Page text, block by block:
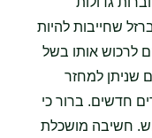
שחייבות להיות
לרכוש אותו בשל
שניתן למחזר
חדשים. ברור כי
חשיבה מושכלת